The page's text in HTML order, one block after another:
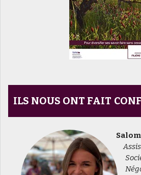
ILS NOUS ONT FAIT